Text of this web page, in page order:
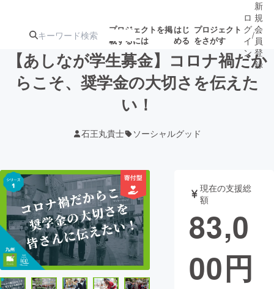
プロジェクトを掲
載するには
はじ
める
プロジェクト
をさがす
注目の新着プロ
テクノロジー・ガジェット
映像・映画 書籍・雑誌
ビジネス・起業 チャレンジ
ロ
グ
イ
ン
/
新
規
会
員
登
録
【あしなが学生募金】コロナ禍だか
らこそ、奨学金の大切さを伝えた
い！
石王丸貴士 ソーシャルグッド
現在の支援総
額
83,0
00円